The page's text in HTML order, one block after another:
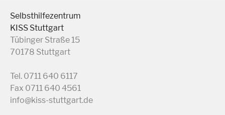
Selbsthilfezentrum
KISS Stuttgart
Tübinger Straße 15
70178 Stuttgart
Tel. 0711 640 6117
Fax 0711 640 4561
info@kiss-stuttgart.de